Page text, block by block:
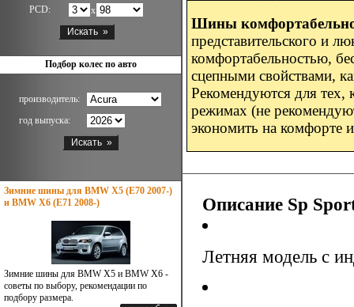
PCD:
x
Подбор колес по авто
производитель:
год выпуска:
Зимние шины для BMW X5 (E70 2007-)
и BMW X6 (E71 2008-)
Зимние шины для BMW X5 и BMW X6 -
советы по выбору, рекомендации по
подбору размера.
Шины
представительского и
комфортабельностью,
сцепными свойствами,
Рекомендуются для
режимах (не
экономить на комфорте
Описание Sp
Летняя модель с